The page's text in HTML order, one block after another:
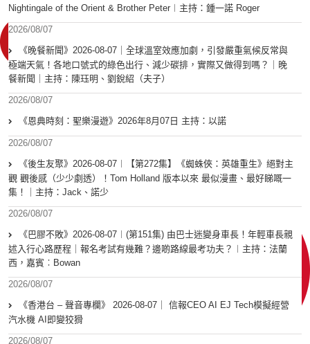
Nightingale of the Orient & Brother Peter︱主持：鍾一諾 Roger
2026/08/07
《晚餐新聞》2026-08-07｜全球溫室效應加劇，引發嚴重氣候反常與
極端天氣！各地口號式的綠色出行、減少碳排，實際又做得到嗎？｜晚
餐新聞｜主持：陳珏明、劉銳紹（夫子）
2026/08/07
《恩典時刻：聖樂漫遊》2026年8月07日 主持：以諾
2026/08/07
《後生友聚》2026-08-07︱【第272集】《蜘蛛俠：英雄重生》絕對主
觀 觀後感（少少劇透）！Tom Holland 版本以來 最似漫畫、最好睇嘅一
集！｜主持：Jack、諾少
2026/08/07
《巴膠不敗》2026-08-07︱(第151集) 由巴士迷變身車長！年輕車長親
述入行心路歷程｜報名考試有幾難？邊啲路線最考功夫？︱主持：法蘭
西，嘉賓︰Bowan
2026/08/07
《香港台 – 聲音專欄》 2026-08-07｜ 信報CEO AI EJ Tech模擬經營
汽水機 AI即變狡猾
2026/08/07